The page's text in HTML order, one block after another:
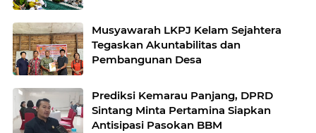
Musyawarah LKPJ Kelam Sejahtera
Tegaskan Akuntabilitas dan
Pembangunan Desa
Prediksi Kemarau Panjang, DPRD
Sintang Minta Pertamina Siapkan
Antisipasi Pasokan BBM